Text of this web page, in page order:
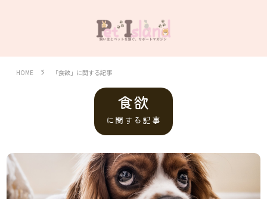
HOME 「食欲」に関する記事
食欲
に関する記事